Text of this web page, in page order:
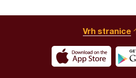
Vrh stranice